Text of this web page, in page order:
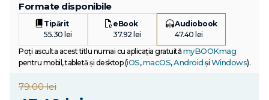
Formate disponibile
Tipărit
55.30 lei
eBook
37.92 lei
Audiobook
47.40 lei
Poți asculta acest titlu numai cu aplicația gratuitămyBOOKmag
pentru mobil, tabletă și desktop (iOS,macOS,Android și Windows).
79.00 lei